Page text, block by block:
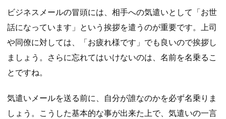
ビジネスメールの冒頭には、相手への気遣いとして「お世
話になっています」という挨拶を遣うのが重要です。上司
や同僚に対しては、「お疲れ様です」でも良いので挨拶し
ましょう。さらに忘れてはいけないのは、名前を名乗るこ
とですね。
気遣いメールを送る前に、自分が誰なのかを必ず名乗りま
しょう。こうした基本的な事が出来た上で、気遣いの一言